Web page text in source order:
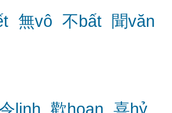
無vô 不bất
聞văn
linh 歡hoan 喜hỷ